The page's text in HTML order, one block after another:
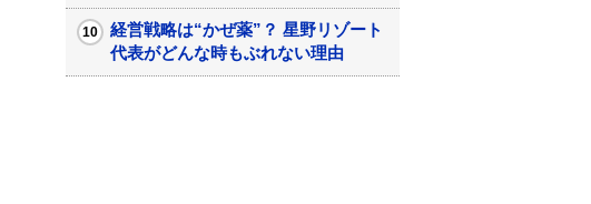
経営戦略は“かぜ薬”？ 星野リゾート
代表がどんな時もぶれない理由